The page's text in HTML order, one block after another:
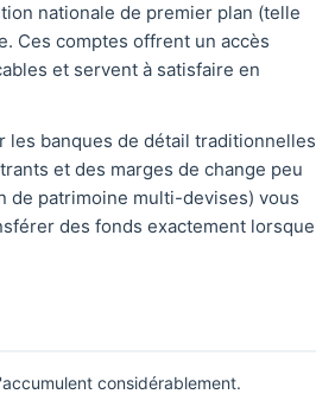
nationale de premier plan (telle
Ces comptes offrent un accès
et servent à satisfaire en
les banques de détail traditionnelles
et des marges de change peu
de patrimoine multi-devises) vous
des fonds exactement lorsque
considérablement.